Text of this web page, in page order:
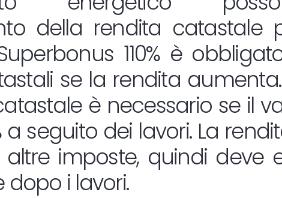
della rendita catastale
110% è
se la rendita
è necessario se il
a seguito dei lavori. La
altre imposte, quindi deve
i lavori.